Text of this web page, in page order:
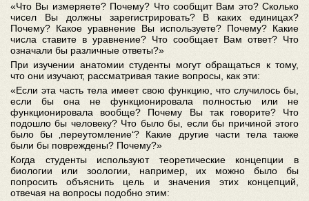
«Что Вы измеряете? Почему? Что сообщит Вам это? Сколько
чисел Вы должны зарегистрировать? В каких единицах?
Почему? Какое уравнение Вы используете? Почему? Какие
числа ставите в уравнение? Что сообщает Вам ответ? Что
означали бы различные ответы?»
При изучении анатомии студенты могут обращаться к тому,
что они изучают, рассматривая такие вопросы, как эти:
«Если эта часть тела имеет свою функцию, что случилось бы,
если бы она не функционировала полностью или не
функционировала вообще? Почему Вы так говорите? Что
подошло бы человеку? Что было бы, если бы причиной этого
было бы ‚переутомление‘? Какие другие части тела также
были бы повреждены? Почему?»
Когда студенты используют теоретические концепции в
биологии или зоологии, например, их можно было бы
попросить объяснить цель и значения этих концепций,
отвечая на вопросы подобно этим: